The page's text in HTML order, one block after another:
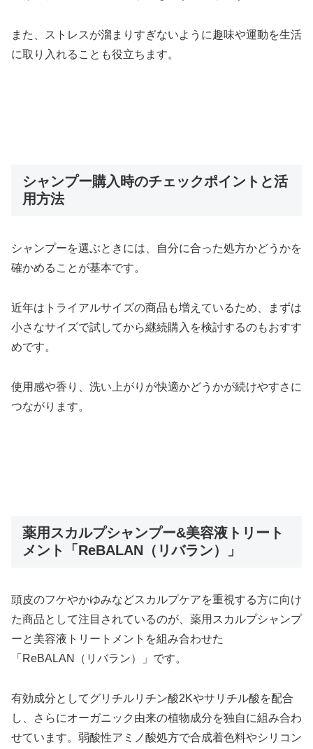
また、ストレスが溜まりすぎないように趣味や運動を生活
に取り入れることも役立ちます。
シャンプー購入時のチェックポイントと活
用方法
シャンプーを選ぶときには、自分に合った処方かどうかを
確かめることが基本です。
近年はトライアルサイズの商品も増えているため、まずは
小さなサイズで試してから継続購入を検討するのもおすす
めです。
使用感や香り、洗い上がりが快適かどうかが続けやすさに
つながります。
薬用スカルプシャンプー&美容液トリート
メント「ReBALAN（リバラン）」
頭皮のフケやかゆみなどスカルプケアを重視する方に向け
た商品として注目されているのが、薬用スカルプシャンプ
ーと美容液トリートメントを組み合わせた
「ReBALAN（リバラン）」です。
有効成分としてグリチルリチン酸2Kやサリチル酸を配合
し、さらにオーガニック由来の植物成分を独自に組み合わ
せています。弱酸性アミノ酸処方で合成着色料やシリコン